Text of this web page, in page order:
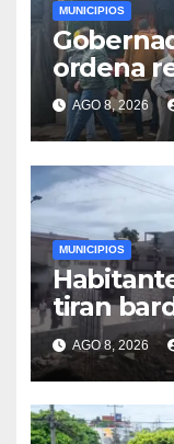
MUNICIPIOS
ordena
AGO 8, 2026
MUNICIPIOS
tiran
exigen
AGO 8, 2026